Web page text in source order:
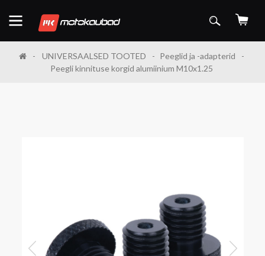
UNIVERSAALSED TOOTED
Peeglid ja -adapterid
Peegli kinnituse korgid alumiinium M10x1.25